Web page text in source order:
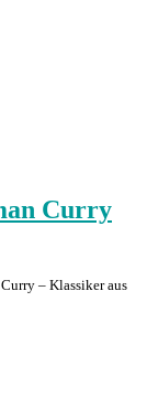
Curry
– Klassiker aus